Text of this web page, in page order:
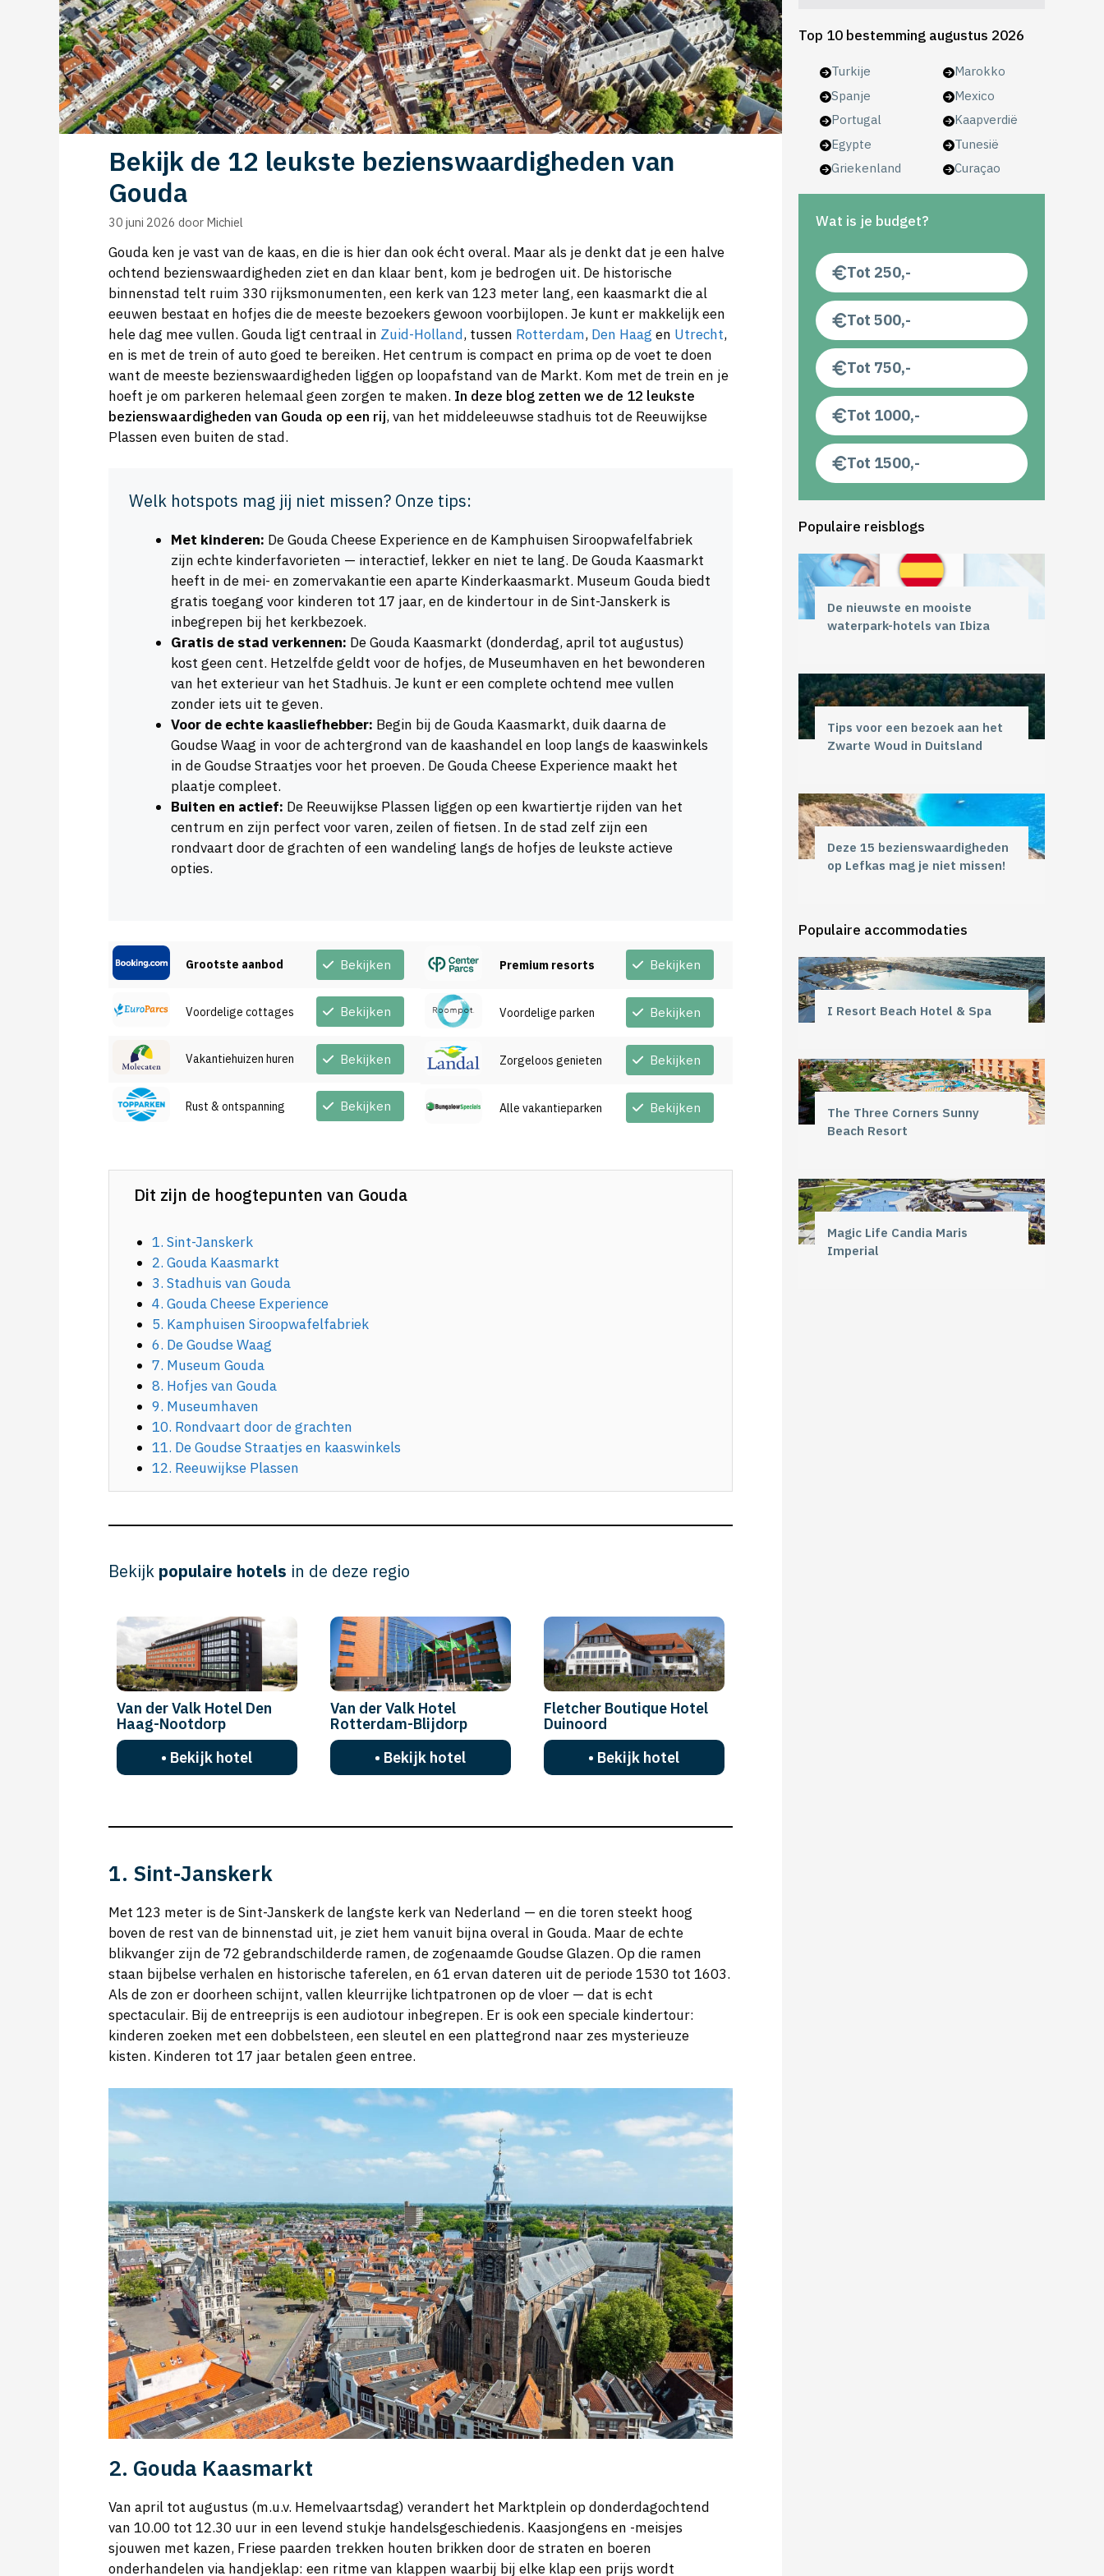
Bekijk de 12 leukste bezienswaardigheden van
Gouda
30 juni 2026 door Michiel
Gouda ken je vast van de kaas, en die is hier dan ook écht overal. Maar als je denkt dat je een halve
ochtend bezienswaardigheden ziet en dan klaar bent, kom je bedrogen uit. De historische
binnenstad telt ruim 330 rijksmonumenten, een kerk van 123 meter lang, een kaasmarkt die al
eeuwen bestaat en hofjes die de meeste bezoekers gewoon voorbijlopen. Je kunt er makkelijk een
hele dag mee vullen. Gouda ligt centraal in Zuid-Holland, tussen Rotterdam, Den Haag en Utrecht,
en is met de trein of auto goed te bereiken. Het centrum is compact en prima op de voet te doen
want de meeste bezienswaardigheden liggen op loopafstand van de Markt. Kom met de trein en je
hoeft je om parkeren helemaal geen zorgen te maken. In deze blog zetten we de 12 leukste
bezienswaardigheden van Gouda op een rij, van het middeleeuwse stadhuis tot de Reeuwijkse
Plassen even buiten de stad.
Welk hotspots mag jij niet missen? Onze tips:
Met kinderen: De Gouda Cheese Experience en de Kamphuisen Siroopwafelfabriek
zijn echte kinderfavorieten — interactief, lekker en niet te lang. De Gouda Kaasmarkt
heeft in de mei- en zomervakantie een aparte Kinderkaasmarkt. Museum Gouda biedt
gratis toegang voor kinderen tot 17 jaar, en de kindertour in de Sint-Janskerk is
inbegrepen bij het kerkbezoek.
Gratis de stad verkennen: De Gouda Kaasmarkt (donderdag, april tot augustus)
kost geen cent. Hetzelfde geldt voor de hofjes, de Museumhaven en het bewonderen
van het exterieur van het Stadhuis. Je kunt er een complete ochtend mee vullen
zonder iets uit te geven.
Voor de echte kaasliefhebber: Begin bij de Gouda Kaasmarkt, duik daarna de
Goudse Waag in voor de achtergrond van de kaashandel en loop langs de kaaswinkels
in de Goudse Straatjes voor het proeven. De Gouda Cheese Experience maakt het
plaatje compleet.
Buiten en actief: De Reeuwijkse Plassen liggen op een kwartiertje rijden van het
centrum en zijn perfect voor varen, zeilen of fietsen. In de stad zelf zijn een
rondvaart door de grachten of een wandeling langs de hofjes de leukste actieve
opties.
Grootste aanbod Bekijken
Voordelige cottages Bekijken
Vakantiehuizen huren Bekijken
Rust & ontspanning Bekijken
Premium resorts Bekijken
Voordelige parken Bekijken
Zorgeloos genieten Bekijken
Alle vakantieparken Bekijken
Dit zijn de hoogtepunten van Gouda
1. Sint-Janskerk
2. Gouda Kaasmarkt
3. Stadhuis van Gouda
4. Gouda Cheese Experience
5. Kamphuisen Siroopwafelfabriek
6. De Goudse Waag
7. Museum Gouda
8. Hofjes van Gouda
9. Museumhaven
10. Rondvaart door de grachten
11. De Goudse Straatjes en kaaswinkels
12. Reeuwijkse Plassen
Bekijk populaire hotels in de deze regio
Van der Valk Hotel Den
Haag-Nootdorp
• Bekijk hotel
Van der Valk Hotel
Rotterdam-Blijdorp
• Bekijk hotel
Fletcher Boutique Hotel
Duinoord
• Bekijk hotel
1. Sint-Janskerk
Met 123 meter is de Sint-Janskerk de langste kerk van Nederland — en die toren steekt hoog
boven de rest van de binnenstad uit, je ziet hem vanuit bijna overal in Gouda. Maar de echte
blikvanger zijn de 72 gebrandschilderde ramen, de zogenaamde Goudse Glazen. Op die ramen
staan bijbelse verhalen en historische taferelen, en 61 ervan dateren uit de periode 1530 tot 1603.
Als de zon er doorheen schijnt, vallen kleurrijke lichtpatronen op de vloer — dat is echt
spectaculair. Bij de entreeprijs is een audiotour inbegrepen. Er is ook een speciale kindertour:
kinderen zoeken met een dobbelsteen, een sleutel en een plattegrond naar zes mysterieuze
kisten. Kinderen tot 17 jaar betalen geen entree.
2. Gouda Kaasmarkt
Van april tot augustus (m.u.v. Hemelvaartsdag) verandert het Marktplein op donderdagochtend
van 10.00 tot 12.30 uur in een levend stukje handelsgeschiedenis. Kaasjongens en -meisjes
sjouwen met kazen, Friese paarden trekken houten brikken door de straten en boeren
onderhandelen via handjeklap: een ritme van klappen waarbij bij elke klap een prijs wordt
Top 10 bestemming augustus 2026
Turkije
Spanje
Portugal
Egypte
Griekenland
Marokko
Mexico
Kaapverdië
Tunesië
Curaçao
Wat is je budget?
Tot 250,-
Tot 500,-
Tot 750,-
Tot 1000,-
Tot 1500,-
Populaire reisblogs
De nieuwste en mooiste
waterpark-hotels van Ibiza
Tips voor een bezoek aan het
Zwarte Woud in Duitsland
Deze 15 bezienswaardigheden
op Lefkas mag je niet missen!
Populaire accommodaties
I Resort Beach Hotel & Spa
The Three Corners Sunny
Beach Resort
Magic Life Candia Maris
Imperial